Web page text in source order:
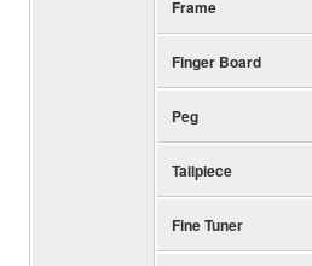
Frame
Finger Board
Peg
Tailpiece
Fine Tuner